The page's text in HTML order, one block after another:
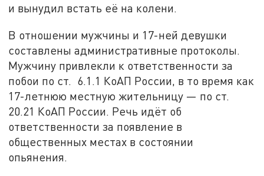
и вынудил встать её на колени.
В отношении мужчины и 17-ней девушки
составлены административные протоколы.
Мужчину привлекли к ответственности за
побои по ст. 6.1.1 КоАП России, в то время как
17-летнюю местную жительницу — по ст.
20.21 КоАП России. Речь идёт об
ответственности за появление в
общественных местах в состоянии
опьянения.